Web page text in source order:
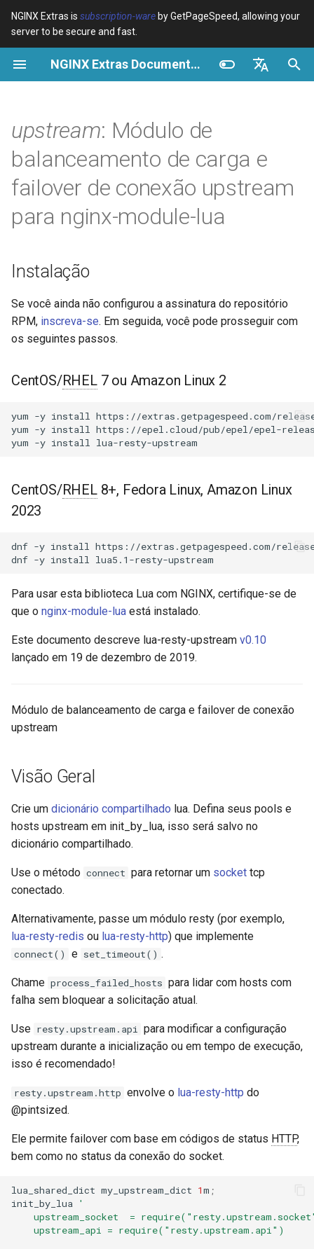
NGINX Extras is subscription-ware by GetPageSpeed, allowing your
server to be secure and fast.
NGINX Extras Documentation
Deutsch
Français
Русский
I
n
n
d
b
s
c
device-type Variables
Examples
Troubleshooting
geoip2
Directives
Examples
Troubleshooting
pagespeed
Get started
Production operations
Filter reference
abuse-guard
accept-language
access-control
acme
auth-digest
auth-ldap
auth-pam
auth-totp
aws-auth
brotli
captcha
cgi
combined-upstreams
compression-normalize
compression-vary
concat
cookie-flag
cookie-limit
coolkit
dav-ext
doh
dynamic-etag
dynamic-limit-req
CentOS/RHEL 7 ou Amazon
Linux 2
CentOS/RHEL 8+, Fedora
Linux, Amazon Linux 2023
Visão Geral
upstream.socket
new
init_background_thread
get_pools
sort_pools
bind
Evento: host_down
upstream.api
set_method
set_priority
add_host
remove_host
down_host
up_host
upstream.http
new
set_keepalive
close
Verificações de Saúde HTTP
GitHub
Cache
cPanel EA4 - Proxy Cache
Desempenho
Segurança
RHEL/CentOS
NGINX-MOD - NGINX
aprimorado com HTTP/3,
HPACK e verificações de
saúde para RHEL
Instalar no RHEL, CentOS e
Rocky Linux
Módulos NGINX para o Painel
de Controle Plesk - Pacotes
Módulos NGINX do cPanel
em uma Potência de
Desempenho e Segurança
QUIC - Pacotes RPM para
RHEL e CentOS
no RHEL, CentOS, Rocky
Linux e AlmaLinux
upstream: Módulo de
balanceamento de carga e
failover de conexão upstream
para nginx-module-lua
Instalação
Se você ainda não configurou a assinatura do repositório
RPM, inscreva-se. Em seguida, você pode prosseguir com
os seguintes passos.
CentOS/RHEL7 ou Amazon Linux 2
yum -y install
https://extras.getpagespeed.com/
yum -y install
https://epel.cloud/pub/epel/epel-
yum -y install
CentOS/RHEL8+, Fedora Linux, Amazon Linux
2023
dnf -y install
https://extras.getpagespeed.com/
dnf -y install
Para usar esta biblioteca Lua com NGINX, certifique-se de
que o nginx-module-lua está instalado.
Este documento descreve lua-resty-upstream v0.10
lançado em 19 de dezembro de 2019.
Módulo de balanceamento de carga e failover de conexão
upstream
Visão Geral
Crie um dicionário compartilhado lua. Defina seus pools e
hosts upstream em init_by_lua, isso será salvo no
dicionário compartilhado.
Use o método connect para retornar um socket tcp
conectado.
Alternativamente, passe um módulo resty (por exemplo,
lua-resty-redis ou lua-resty-http) que implemente
connect() e set_timeout() .
Chame process_failed_hosts para lidar com hosts com
falha sem bloquear a solicitação atual.
Use resty.upstream.api para modificar a configuração
upstream durante a inicialização ou em tempo de execução,
isso é recomendado!
resty.upstream.http envolve o lua-resty-http do
@pintsized.
Ele permite failover com base em códigos de status HTTP,
bem como no status da conexão do socket.
lua_shared_dict my_upstream_dict 1m ;
init_by_lua
'
upstream_socket  =
    upstream_api = require("resty.upstream.api")